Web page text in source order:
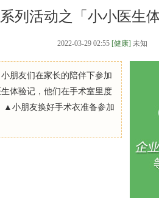
列活动之「小小医生
2022-03-29 02:55 [健康] 未知
朋友们在家长的陪伴下参加
体验记，他们在手术室里度
▲小朋友换好手术衣准备参加